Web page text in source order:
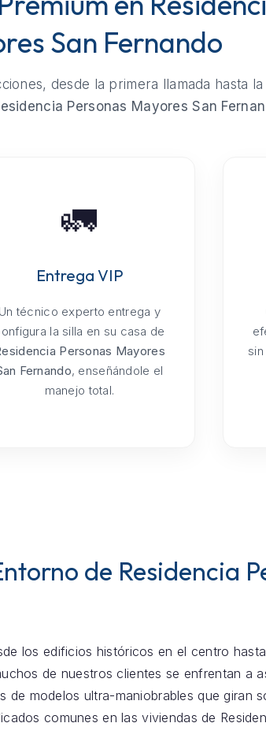
San Fernando
desde la primera llamada hasta
Personas Mayores San
🚛
Entrega VIP
Un técnico experto entrega y
la silla en su casa de
Personas Mayores
Fernando, enseñándole el
manejo total.
de Residencia
los edificios históricos en el centro
de nuestros clientes se enfrentan a
de modelos ultra-maniobrables que giran
comunes en las viviendas de